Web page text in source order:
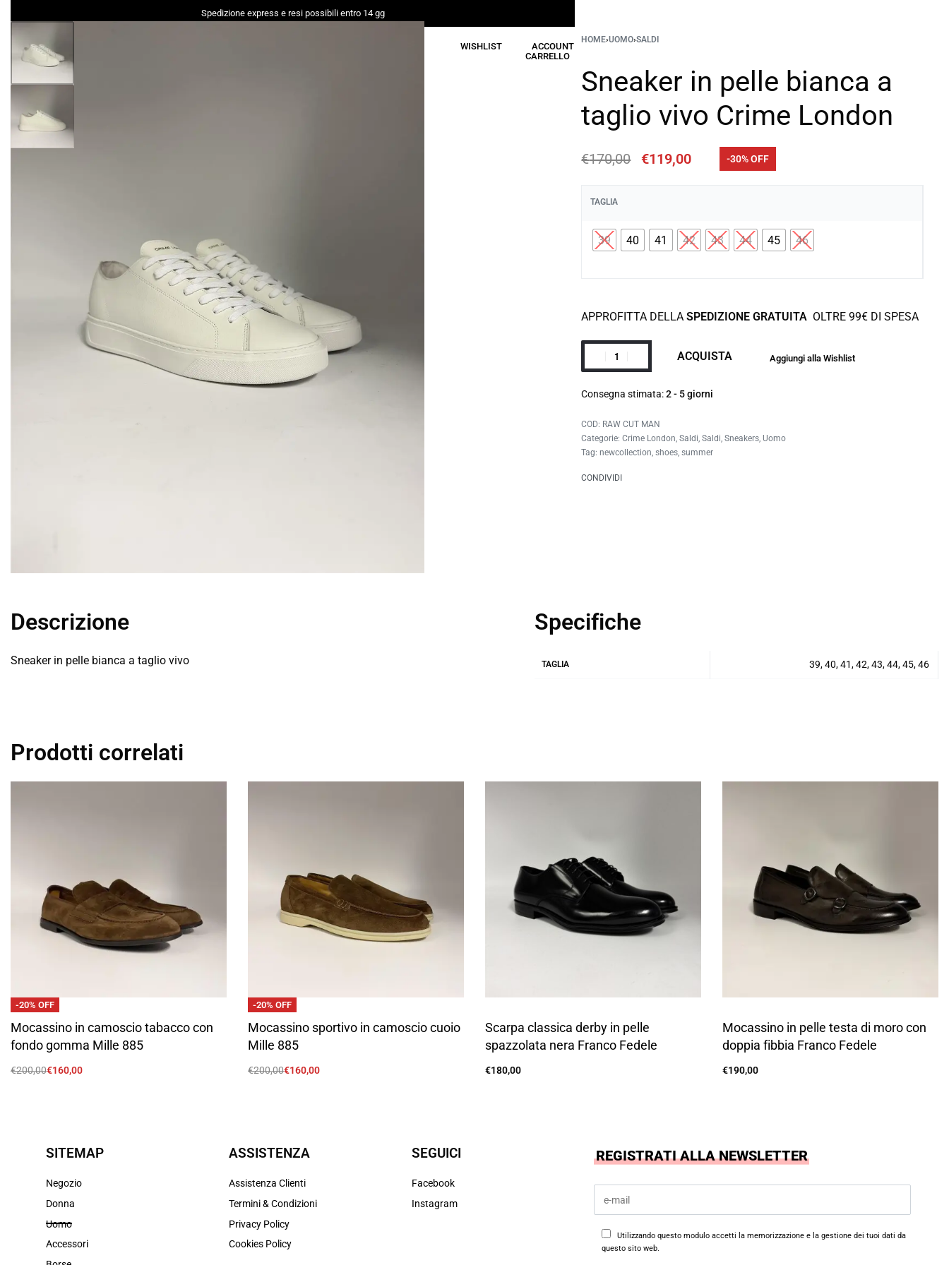
Spedizione express e resi possibili entro 14 gg
WISHLIST
ACCOUNT
CARRELLO
HOME›UOMO›SALDI
Sneaker in pelle bianca a
taglio vivo Crime London
€170,00 €119,00 -30% OFF
TAGLIA
39 40 41 42 43 44 45 46
APPROFITTA DELLASPEDIZIONE GRATUITA OLTRE 99€ DI SPESA
ACQUISTA Aggiungi alla Wishlist
Consegna stimata: 2 - 5 giorni
RAW CUT MAN
Categorie:Crime London,Saldi,Saldi,Sneakers,Uomo
Tag:newcollection,shoes,summer
CONDIVIDI
Descrizione
Sneaker in pelle bianca a taglio vivo
Specifiche
TAGLIA 39, 40, 41, 42, 43, 44, 45, 46
Prodotti correlati
-20% OFF
Mocassino in camoscio tabacco con
fondo gomma Mille 885
€200,00€160,00
-20% OFF
Mocassino sportivo in camoscio cuoio
Mille 885
€200,00€160,00
Scarpa classica derby in pelle
spazzolata nera Franco Fedele
€180,00
Mocassino in pelle testa di moro con
doppia fibbia Franco Fedele
€190,00
SITEMAP
Negozio
Donna
Uomo
Accessori
ASSISTENZA
Assistenza Clienti
Termini & Condizioni
Privacy Policy
Cookies Policy
SEGUICI
Facebook
Instagram
REGISTRATI ALLA NEWSLETTER
Utilizzando questo modulo accetti la memorizzazione e la gestione dei tuoi dati da
questo sito web.